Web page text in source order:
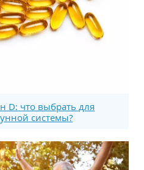
D: что выбрать для
системы?